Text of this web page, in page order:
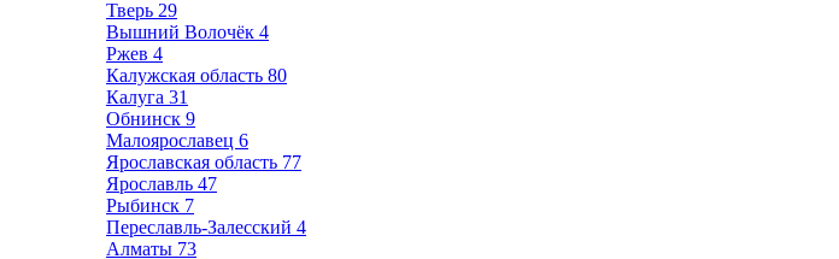
Тверь 29
Вышний Волочёк 4
Ржев 4
Калужская область 80
Калуга 31
Обнинск 9
Малоярославец 6
Ярославская область 77
Ярославль 47
Рыбинск 7
Переславль-Залесский 4
Алматы 73